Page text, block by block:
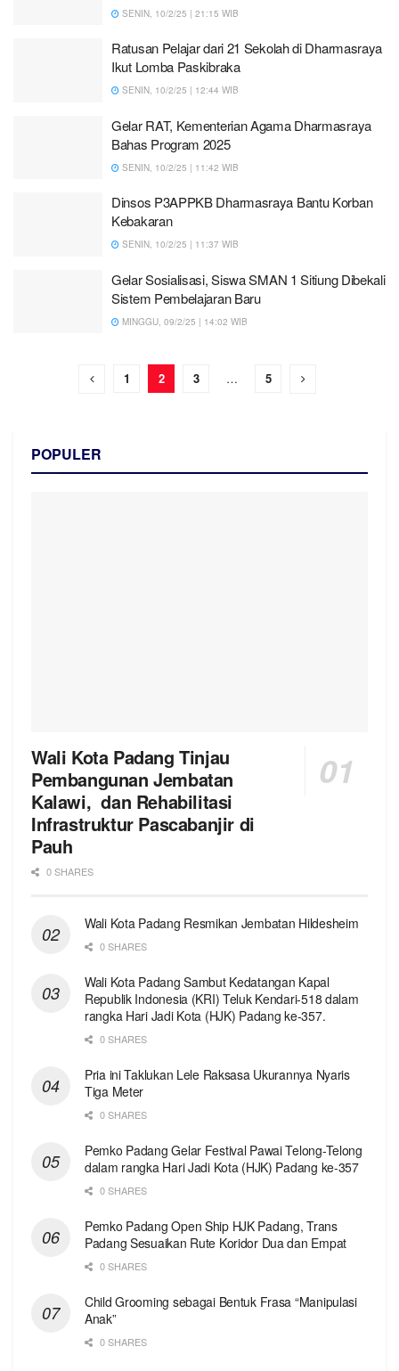
SENIN, 10/2/25 | 21:15 WIB
Ratusan Pelajar dari 21 Sekolah di Dharmasraya
Ikut Lomba Paskibraka
SENIN, 10/2/25 | 12:44 WIB
Gelar RAT, Kementerian Agama Dharmasraya
Bahas Program 2025
SENIN, 10/2/25 | 11:42 WIB
Dinsos P3APPKB Dharmasraya Bantu Korban
Kebakaran
SENIN, 10/2/25 | 11:37 WIB
Gelar Sosialisasi, Siswa SMAN 1 Sitiung Dibekali
Sistem Pembelajaran Baru
MINGGU, 09/2/25 | 14:02 WIB
1 2 3 … 5
POPULER
Wali Kota Padang Tinjau
Pembangunan Jembatan
Kalawi, dan Rehabilitasi
Infrastruktur Pascabanjir di
Pauh
0 SHARES
Wali Kota Padang Resmikan Jembatan Hildesheim
0 SHARES
Wali Kota Padang Sambut Kedatangan Kapal
Republik Indonesia (KRI) Teluk Kendari-518 dalam
rangka Hari Jadi Kota (HJK) Padang ke-357.
0 SHARES
Pria ini Taklukan Lele Raksasa Ukurannya Nyaris
Tiga Meter
0 SHARES
Pemko Padang Gelar Festival Pawai Telong-Telong
dalam rangka Hari Jadi Kota (HJK) Padang ke-357
0 SHARES
Pemko Padang Open Ship HJK Padang, Trans
Padang Sesuaikan Rute Koridor Dua dan Empat
0 SHARES
Child Grooming sebagai Bentuk Frasa “Manipulasi
Anak”
0 SHARES